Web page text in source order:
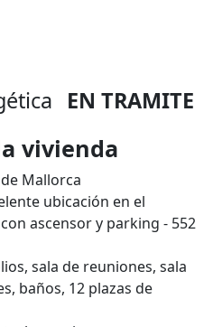
EN TRAMITE
vivienda
Mallorca
ubicación en el
ascensor y parking - 552
sala de reuniones, sala
baños, 12 plazas de